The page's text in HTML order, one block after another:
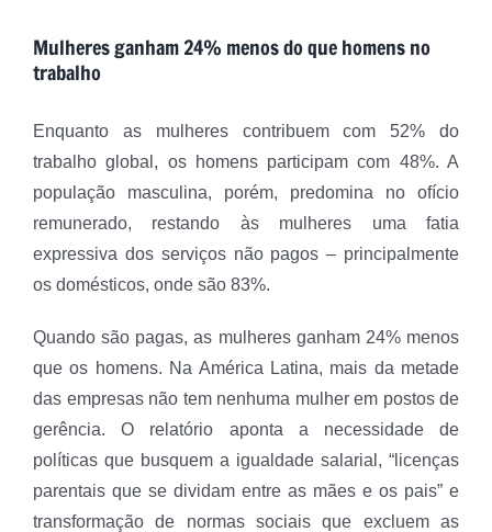
Mulheres ganham 24% menos do que homens no
trabalho
Enquanto as mulheres contribuem com 52% do
trabalho global, os homens participam com 48%. A
população masculina, porém, predomina no ofício
remunerado, restando às mulheres uma fatia
expressiva dos serviços não pagos – principalmente
os domésticos, onde são 83%.
Quando são pagas, as mulheres ganham 24% menos
que os homens. Na América Latina, mais da metade
das empresas não tem nenhuma mulher em postos de
gerência. O relatório aponta a necessidade de
políticas que busquem a igualdade salarial, “licenças
parentais que se dividam entre as mães e os pais” e
transformação de normas sociais que excluem as